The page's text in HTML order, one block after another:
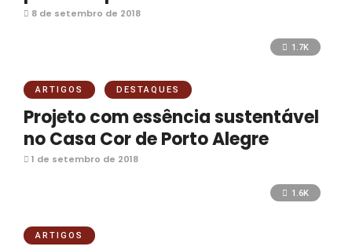
8 de setembro de 2018
1.7K
ARTIGOS DESTAQUES
Projeto com essência sustentável
no Casa Cor de Porto Alegre
1 de setembro de 2018
1.6K
ARTIGOS